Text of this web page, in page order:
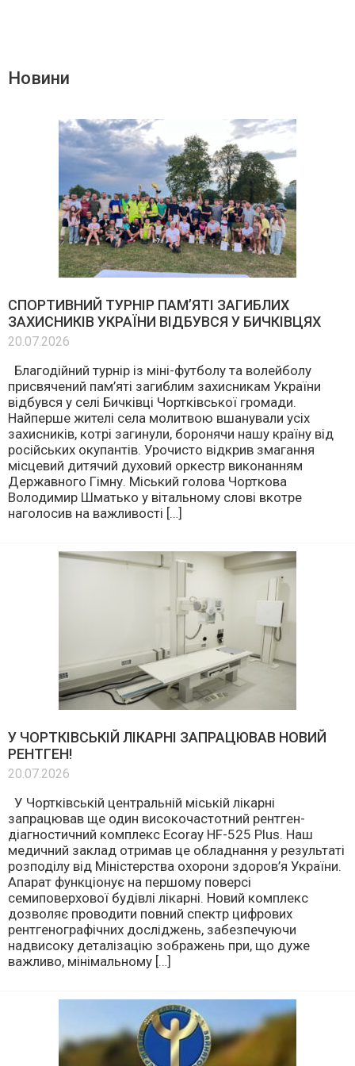
Новини
СПОРТИВНИЙ ТУРНІР ПАМ’ЯТІ ЗАГИБЛИХ
ЗАХИСНИКІВ УКРАЇНИ ВІДБУВСЯ У БИЧКІВЦЯХ
20.07.2026
Благодійний турнір із міні-футболу та волейболу
присвячений пам’яті загиблим захисникам України
відбувся у селі Бичківці Чортківської громади.
Найперше жителі села молитвою вшанували усіх
захисників, котрі загинули, боронячи нашу країну від
російських окупантів. Урочисто відкрив змагання
місцевий дитячий духовий оркестр виконанням
Державного Гімну. Міський голова Чорткова
Володимир Шматько у вітальному слові вкотре
наголосив на важливості […]
У ЧОРТКІВСЬКІЙ ЛІКАРНІ ЗАПРАЦЮВАВ НОВИЙ
РЕНТГЕН!
20.07.2026
У Чортківській центральній міській лікарні
запрацював ще один високочастотний рентген-
діагностичний комплекс Ecoray HF-525 Plus. Наш
медичний заклад отримав це обладнання у результаті
розподілу від Міністерства охорони здоров’я України.
Апарат функціонує на першому поверсі
семиповерхової будівлі лікарні. Новий комплекс
дозволяє проводити повний спектр цифрових
рентгенографічних досліджень, забезпечуючи
надвисоку деталізацію зображень при, що дуже
важливо, мінімальному […]